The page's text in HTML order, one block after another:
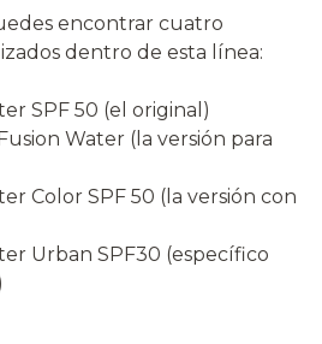
encontrar cuatro
dentro de esta línea:
SPF 50 (el original)
Water (la versión para
Color SPF 50 (la versión con
Urban SPF30 (específico